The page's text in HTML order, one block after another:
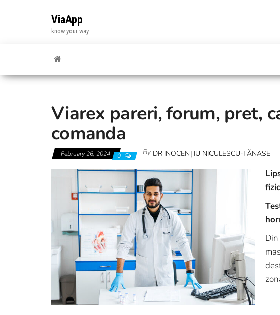
ViaApp
know your way
Viarex pareri, forum, pret,
comanda
February 26, 2024 0 By DR INOCENȚIU NICULESCU-TĂNASE